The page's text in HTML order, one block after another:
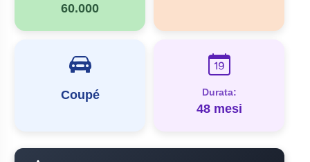
60.000
Coupé Durata:
48 mesi